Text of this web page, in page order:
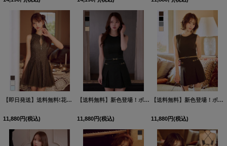
【即日発送】送料無料!花柄/フロントジップ/チュールスカート/ミニドレス/キャバドレス【XS-Lサイズ/3カラー】[OF03]【YN】dzquBF
11,880円(税込)
【送料無料】新色登場！ボックスプリーツ/ノースリーブ/バイカラー/スーツ生地/無地/インナーパンツ/セットアップ/ミニドレス/キャバドレス【XS-XLサイズ/4カラー】[OF01]【SB】dzquAG
11,880円(税込)
【送料無料】新色登場！ボックスプリーツ/ノースリーブ/バイカラー/スーツ生地/無地/インナーパンツ/セットアップ/ミニドレス/キャバドレス【XS-XLサイズ/4カラー】[OF01]【SB】dzquAG
11,880円(税込)